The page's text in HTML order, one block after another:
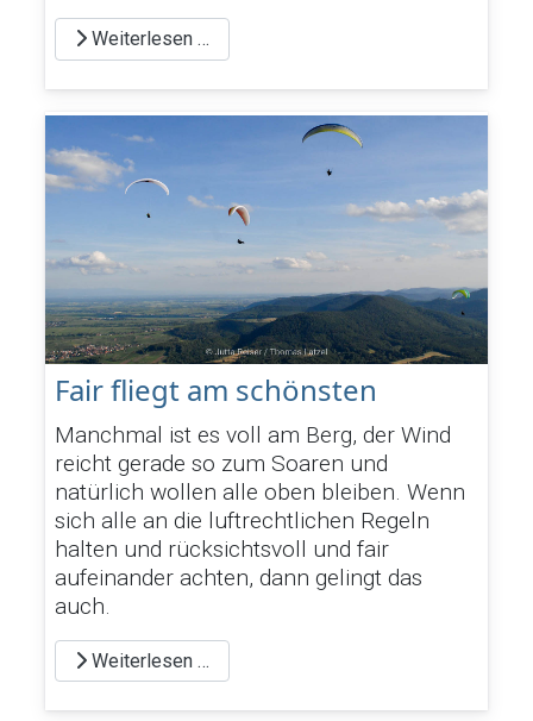
Weiterlesen …
Fair fliegt am schönsten
Manchmal ist es voll am Berg, der Wind
reicht gerade so zum Soaren und
natürlich wollen alle oben bleiben. Wenn
sich alle an die luftrechtlichen Regeln
halten und rücksichtsvoll und fair
aufeinander achten, dann gelingt das
auch.
Weiterlesen …